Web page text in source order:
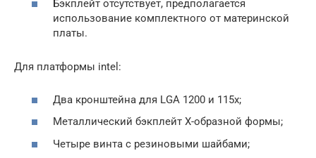
Бэкплейт отсутствует, предполагается
использование комплектного от материнской
платы.
Для платформы intel:
Два кронштейна для LGA 1200 и 115х;
Металлический бэкплейт Х-образной формы;
Четыре винта с резиновыми шайбами;